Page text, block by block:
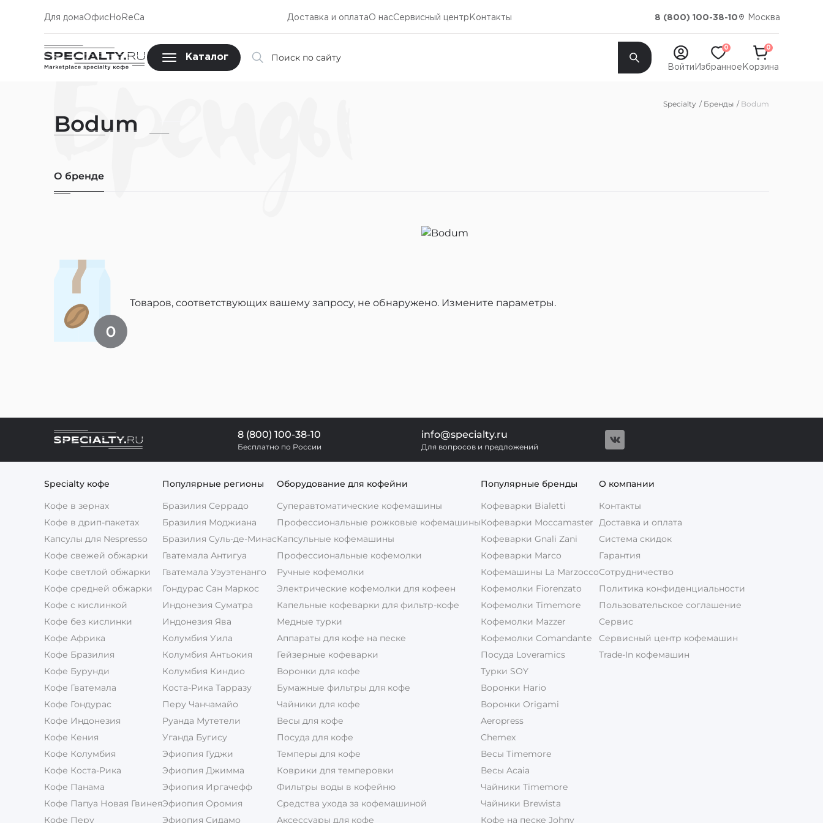
Для домаОфис HoReCa Доставка и оплатаО насCервисный центр Контакты 8 (800) 100-38-10 Москва
Каталог
Войти
0
Избранное
0
Корзина
Specialty Бренды Bodum
Бренды
Bodum
О бренде
Товаров, соответствующих вашему запросу, не обнаружено. Измените параметры.
8 (800) 100-38-10
Бесплатно по России
info@specialty.ru
Для вопросов и предложений
Specialty кофе
Кофе в зернах
Кофе в дрип-пакетах
Капсулы для Nespresso
Кофе свежей обжарки
Кофе светлой обжарки
Кофе средней обжарки
Кофе с кислинкой
Кофе без кислинки
Кофе Африка
Кофе Бразилия
Кофе Бурунди
Кофе Гватемала
Кофе Гондурас
Кофе Индонезия
Кофе Кения
Кофе Колумбия
Кофе Коста-Рика
Кофе Панама
Кофе Папуа Новая Гвинея
Кофе Перу
Популярные регионы
Бразилия Серрадо
Бразилия Моджиана
Бразилия Суль-де-Минас
Гватемала Антигуа
Гватемала Уэуэтенанго
Гондурас Сан Маркос
Индонезия Суматра
Индонезия Ява
Колумбия Уила
Колумбия Антьокия
Колумбия Киндио
Коста-Рика Тарразу
Перу Чанчамайо
Руанда Мутетели
Уганда Бугису
Эфиопия Гуджи
Эфиопия Джимма
Эфиопия Иргачефф
Эфиопия Оромия
Эфиопия Сидамо
Оборудование для кофейни
Суперавтоматические кофемашины
Профессиональные рожковые кофемашины
Капсульные кофемашины
Профессиональные кофемолки
Ручные кофемолки
Электрические кофемолки для кофеен
Капельные кофеварки для фильтр-кофе
Медные турки
Аппараты для кофе на песке
Гейзерные кофеварки
Воронки для кофе
Бумажные фильтры для кофе
Чайники для кофе
Весы для кофе
Посуда для кофе
Темперы для кофе
Коврики для темперовки
Фильтры воды в кофейню
Средства ухода за кофемашиной
Аксессуары для кофе
Популярные бренды
Кофеварки Bialetti
Кофеварки Moccamaster
Кофеварки Gnali Zani
Кофеварки Marco
Кофемашины La Marzocco
Кофемолки Fiorenzato
Кофемолки Timemore
Кофемолки Mazzer
Кофемолки Comandante
Посуда Loveramics
Турки SOY
Воронки Hario
Воронки Origami
Aeropress
Chemex
Весы Timemore
Весы Acaia
Чайники Timemore
Чайники Brewista
Кофе на песке Johny
О компании
Контакты
Доставка и оплата
Система скидок
Гарантия
Сотрудничество
Политика конфиденциальности
Пользовательское соглашение
Сервис
Сервисный центр кофемашин
Trade-In кофемашин